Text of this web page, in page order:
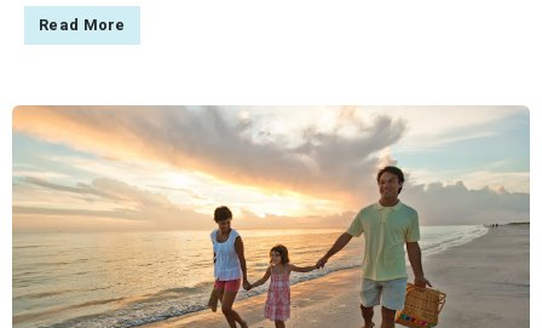
Read More